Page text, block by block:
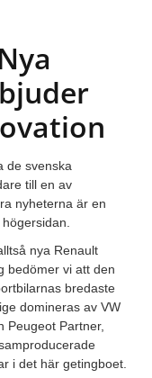
de svenska
till en av
nyheterna är en
nya Renault
bedömer vi att den
bredaste
domineras av VW
Peugeot Partner,
i det här getingboet.